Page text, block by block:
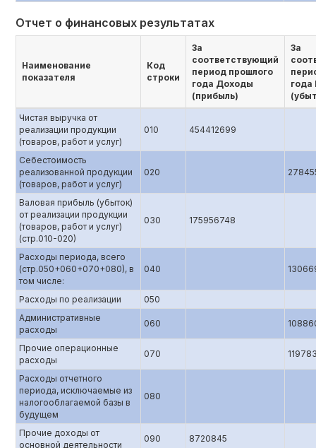
Отчет о финансовых результатах
Наименование
показателя
Код
строки
За
соответствующий
период прошлого
года Доходы
(прибыль)
За
года
Чистая выручка от
реализации продукции
(товаров, работ и услуг)
010 454412699
Себестоимость
реализованной продукции
(товаров, работ и услуг)
020
Валовая прибыль (убыток)
от реализации продукции
(товаров, работ и услуг)
(стр.010-020)
030 175956748
Расходы периода, всего
(стр.050+060+070+080), в
том числе:
040
Расходы по реализации
050
Административные
расходы
060
Прочие операционные
расходы
070
Расходы отчетного
периода, исключаемые из
налогооблагаемой базы в
будущем
080
Прочие доходы от
основной деятельности
090 8720845